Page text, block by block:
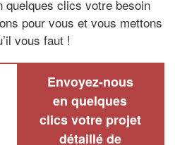
quelques clics votre besoin
pour vous et vous mettons
vous faut !
Envoyez-nous
en quelques
clics votre projet
détaillé de